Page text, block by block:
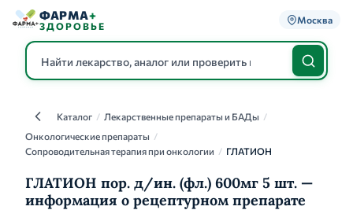
ФАРМА+
ЗДОРОВЬЕ
Москва
КаталогКаталог / Лекарственные препараты и БАДы /
Онкологические препараты /
Сопроводительная терапия при онкологии / ГЛАТИОН
ГЛАТИОН пор. д/ин. (фл.) 600мг 5 шт. —
информация о рецептурном препарате